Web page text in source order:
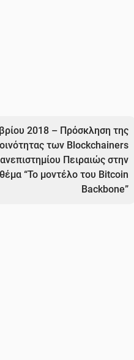
2018 – Πρόσκληση της
των Blockchainers
Πειραιώς στην
“Το μοντέλο του Bitcoin
Backbone”